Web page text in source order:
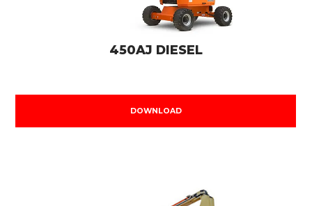
450AJ DIESEL
DOWNLOAD